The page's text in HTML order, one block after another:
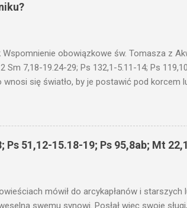
Wspomnienie obowiązkowe św. Tomasza z
Sm 7,18-19.24-29; Ps 132,1-5.11-14; Ps
wnosi się światło, by je postawić pod korcem
I mówił im: Uważajcie na to, czego
i jeszcze wam dołożą. Bo kto ma, temu
fragmencie z Ewangelii Jezus
pod korcem lub pod łóżkiem? Czy nie po
Ps 51,12-15.18-19; Ps 95,8ab; Mt
mówił do arcykapłanów i
swemu synowi. Posłał więc swoje